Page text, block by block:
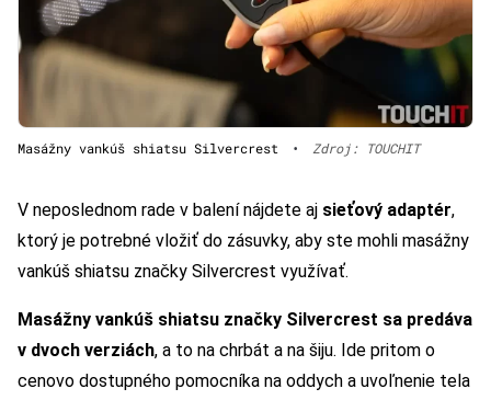
Masážny vankúš shiatsu Silvercrest • Zdroj: TOUCHIT
V neposlednom rade v balení nájdete aj sieťový adaptér,
ktorý je potrebné vložiť do zásuvky, aby ste mohli masážny
vankúš shiatsu značky Silvercrest využívať.
Masážny vankúš shiatsu značky Silvercrest sa predáva
v dvoch verziách, a to na chrbát a na šiju. Ide pritom o
cenovo dostupného pomocníka na oddych a uvoľnenie tela